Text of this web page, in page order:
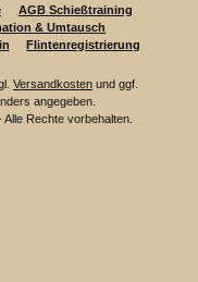
AGB Schießtraining
& Umtausch
Flintenregistrierung
Versandkosten und ggf.
angegeben.
Rechte vorbehalten.